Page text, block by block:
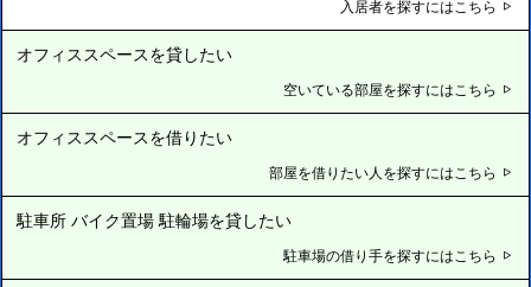
入居者を探すにはこちら
オフィススペースを貸したい
空いている部屋を探すにはこちら
オフィススペースを借りたい
部屋を借りたい人を探すにはこちら
駐車所 バイク置場 駐輪場を貸したい
駐車場の借り手を探すにはこちら